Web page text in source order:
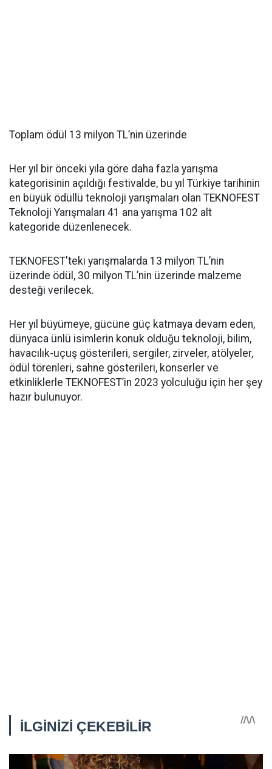
Toplam ödül 13 milyon TL’nin üzerinde
Her yıl bir önceki yıla göre daha fazla yarışma
kategorisinin açıldığı festivalde, bu yıl Türkiye tarihinin
en büyük ödüllü teknoloji yarışmaları olan TEKNOFEST
Teknoloji Yarışmaları 41 ana yarışma 102 alt
kategoride düzenlenecek.
TEKNOFEST'teki yarışmalarda 13 milyon TL’nin
üzerinde ödül, 30 milyon TL’nin üzerinde malzeme
desteği verilecek.
Her yıl büyümeye, gücüne güç katmaya devam eden,
dünyaca ünlü isimlerin konuk olduğu teknoloji, bilim,
havacılık-uçuş gösterileri, sergiler, zirveler, atölyeler,
ödül törenleri, sahne gösterileri, konserler ve
etkinliklerle TEKNOFEST’in 2023 yolculuğu için her şey
hazır bulunuyor.